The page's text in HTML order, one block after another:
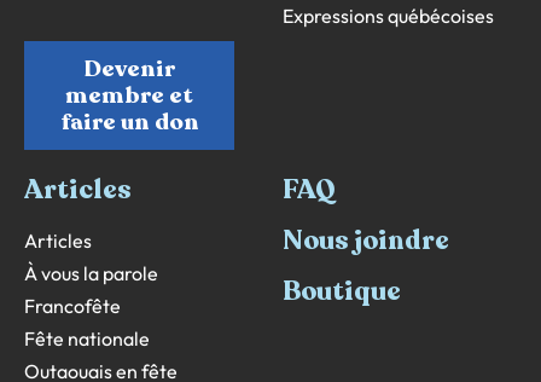
Devenir
membre et
faire un don
Expressions québécoises
Articles
Articles
À vous la parole
Francofête
Fête nationale
Outaouais en fête
FAQ
Nous joindre
Boutique